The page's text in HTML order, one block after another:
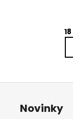
18
Novinky